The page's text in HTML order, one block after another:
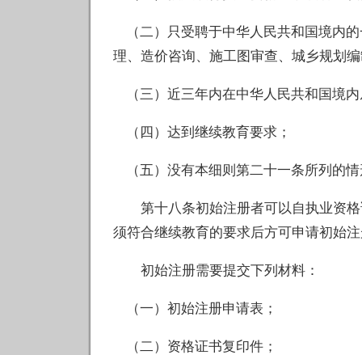
（二）只受聘于中华人民共和国境内
理、造价咨询、施工图审查、城乡规划
（三）近三年内在中华人民共和国境
（四）达到继续教育要求；
（五）没有本细则第二十一条所列的情
第十八条初始注册者可以自执业资格
须符合继续教育的要求后方可申请初始
初始注册需要提交下列材料：
（一）初始注册申请表；
（二）资格证书复印件；